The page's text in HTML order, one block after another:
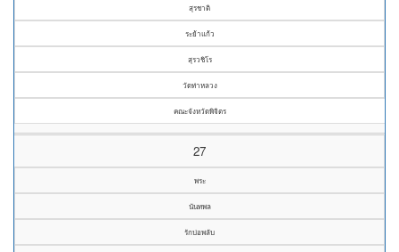
สุรชาติ
ระย้าแก้ว
สุรวชิโร
วัดท่าหลวง
คณะจังหวัดพิจิตร
27
พระ
นันทพล
รักบ่อพลับ